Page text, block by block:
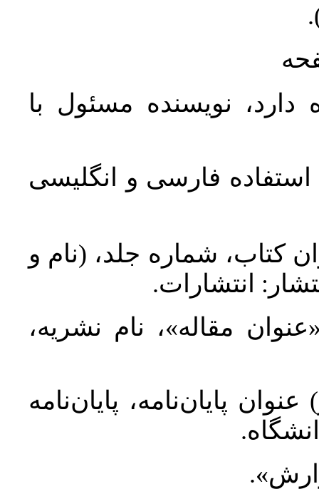
نویسنده مسئول با
استفاده فارسی و انگلیسی
کتاب، شماره جلد، (نام و
انتشارات.
مقاله»، نام نشریه،
پایان‌نامه، پایان‌نامه